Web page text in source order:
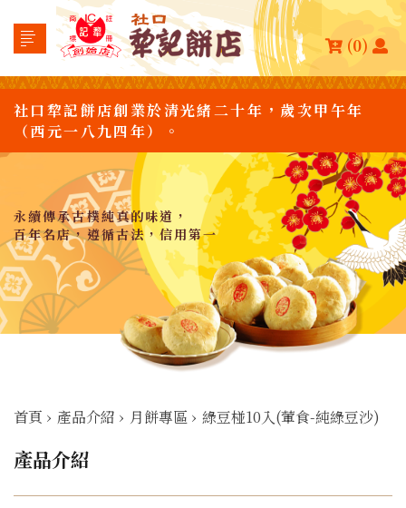
(0)
社口犂記餅店創業於清光緒二十年，歲次甲午年
（西元一八九四年）。
永續傳承古樸純真的味道，
百年名店，遵循古法，信用第一
首頁 › 產品介紹 › 月餅專區 › 綠豆椪10入(葷食-純綠豆沙)
產品介紹